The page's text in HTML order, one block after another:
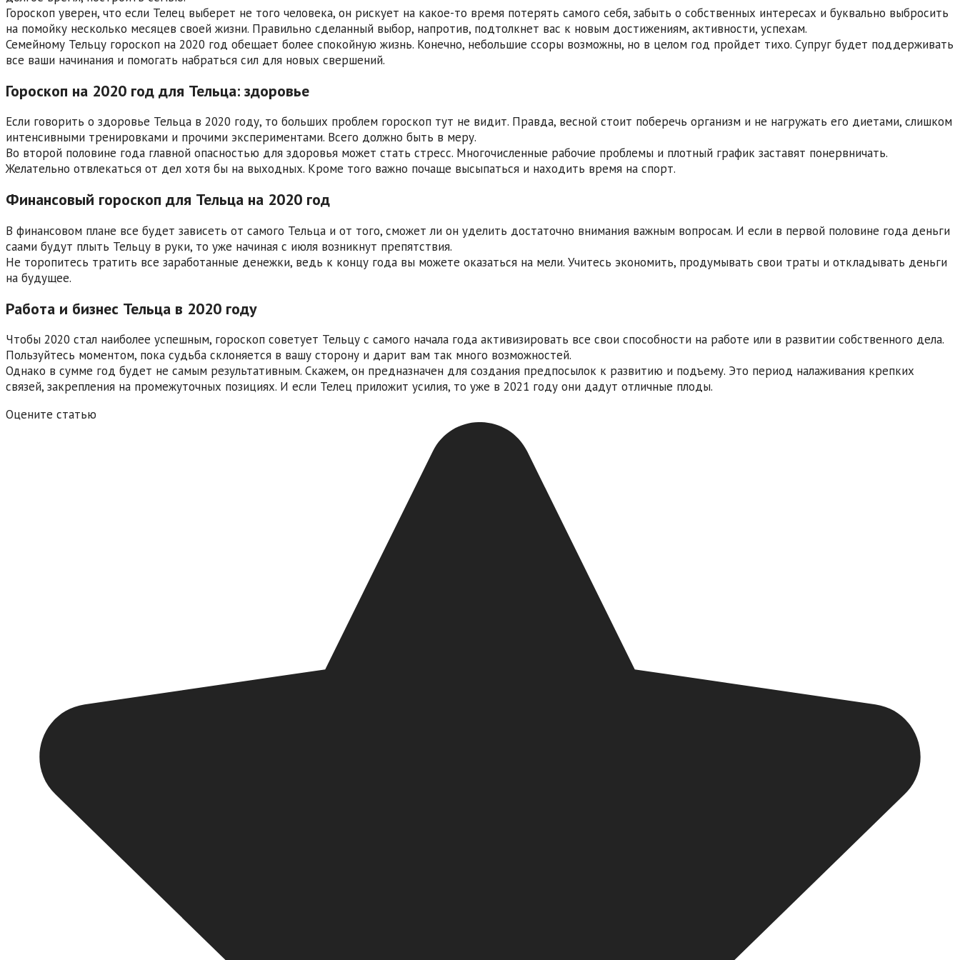
Гороскоп уверен, что если Телец выберет не того человека, он рискует на какое-то время потерять самого себя, забыть о собственных интересах и буквально выбросить
на помойку несколько месяцев своей жизни. Правильно сделанный выбор, напротив, подтолкнет вас к новым достижениям, активности, успехам.
Семейному Тельцу гороскоп на 2020 год обещает более спокойную жизнь. Конечно, небольшие ссоры возможны, но в целом год пройдет тихо. Супруг будет поддерживать
все ваши начинания и помогать набраться сил для новых свершений.
Гороскоп на 2020 год для Тельца: здоровье
Если говорить о здоровье Тельца в 2020 году, то больших проблем гороскоп тут не видит. Правда, весной стоит поберечь организм и не нагружать его диетами, слишком
интенсивными тренировками и прочими экспериментами. Всего должно быть в меру.
Во второй половине года главной опасностью для здоровья может стать стресс. Многочисленные рабочие проблемы и плотный график заставят понервничать.
Желательно отвлекаться от дел хотя бы на выходных. Кроме того важно почаще высыпаться и находить время на спорт.
Финансовый гороскоп для Тельца на 2020 год
В финансовом плане все будет зависеть от самого Тельца и от того, сможет ли он уделить достаточно внимания важным вопросам. И если в первой половине года деньги
саами будут плыть Тельцу в руки, то уже начиная с июля возникнут препятствия.
Не торопитесь тратить все заработанные денежки, ведь к концу года вы можете оказаться на мели. Учитесь экономить, продумывать свои траты и откладывать деньги
на будущее.
Работа и бизнес Тельца в 2020 году
Чтобы 2020 стал наиболее успешным, гороскоп советует Тельцу с самого начала года активизировать все свои способности на работе или в развитии собственного дела.
Пользуйтесь моментом, пока судьба склоняется в вашу сторону и дарит вам так много возможностей.
Однако в сумме год будет не самым результативным. Скажем, он предназначен для создания предпосылок к развитию и подъему. Это период налаживания крепких
связей, закрепления на промежуточных позициях. И если Телец приложит усилия, то уже в 2021 году они дадут отличные плоды.
Оцените статью